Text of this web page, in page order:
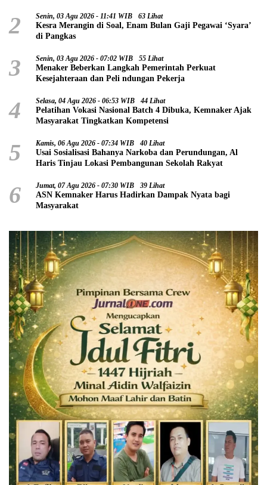
2 Senin, 03 Agu 2026 - 11:41 WIB 63 Lihat
Kesra Merangin di Soal, Enam Bulan Gaji Pegawai ‘Syara’
di Pangkas
3 Senin, 03 Agu 2026 - 07:02 WIB 55 Lihat
Menaker Beberkan Langkah Pemerintah Perkuat
Kesejahteraan dan Peli ndungan Pekerja
4 Selasa, 04 Agu 2026 - 06:53 WIB 44 Lihat
Pelatihan Vokasi Nasional Batch 4 Dibuka, Kemnaker Ajak
Masyarakat Tingkatkan Kompetensi
5 Kamis, 06 Agu 2026 - 07:34 WIB 40 Lihat
Usai Sosialisasi Bahanya Narkoba dan Perundungan, Al
Haris Tinjau Lokasi Pembangunan Sekolah Rakyat
6 Jumat, 07 Agu 2026 - 07:30 WIB 39 Lihat
ASN Kemnaker Harus Hadirkan Dampak Nyata bagi
Masyarakat